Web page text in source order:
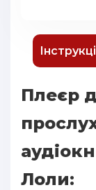
Плеєр
Лоли: